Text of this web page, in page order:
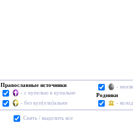
Православные источники
- с купелью в купальне
- без куп(ели)альни
-
Родники
-
Cнять / выделить все